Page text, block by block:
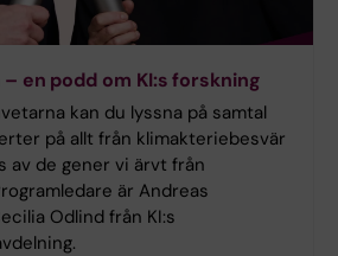
en podd om KI:s forskning
kan du lyssna på samtal
på allt från klimakteriebesvär
av de gener vi ärvt från
är Andreas
Odlind från KI:s